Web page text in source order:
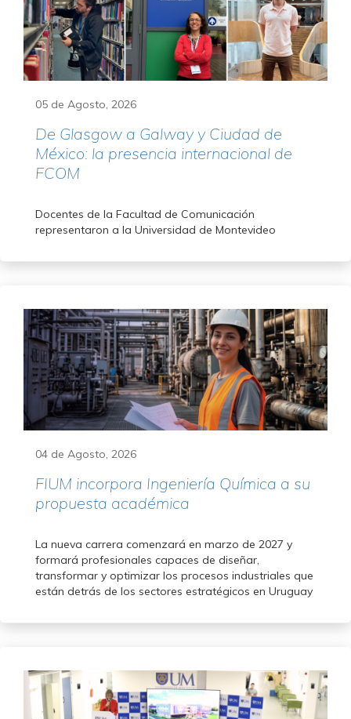
05 de Agosto, 2026
De Glasgow a Galway y Ciudad de
México: la presencia internacional de
FCOM
Docentes de la Facultad de Comunicación
representaron a la Universidad de Montevideo
04 de Agosto, 2026
FIUM incorpora Ingeniería Química a su
propuesta académica
La nueva carrera comenzará en marzo de 2027 y
formará profesionales capaces de diseñar,
transformar y optimizar los procesos industriales que
están detrás de los sectores estratégicos en Uruguay